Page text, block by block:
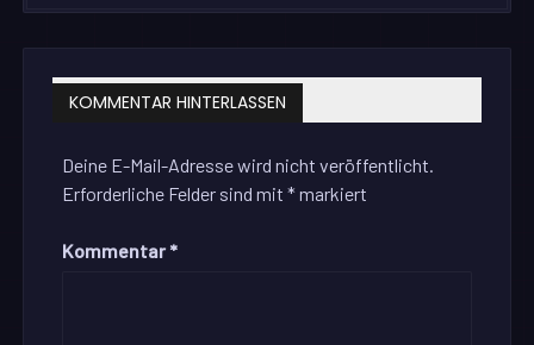
KOMMENTAR HINTERLASSEN
Deine E-Mail-Adresse wird nicht veröffentlicht.
Erforderliche Felder sind mit*markiert
Kommentar *